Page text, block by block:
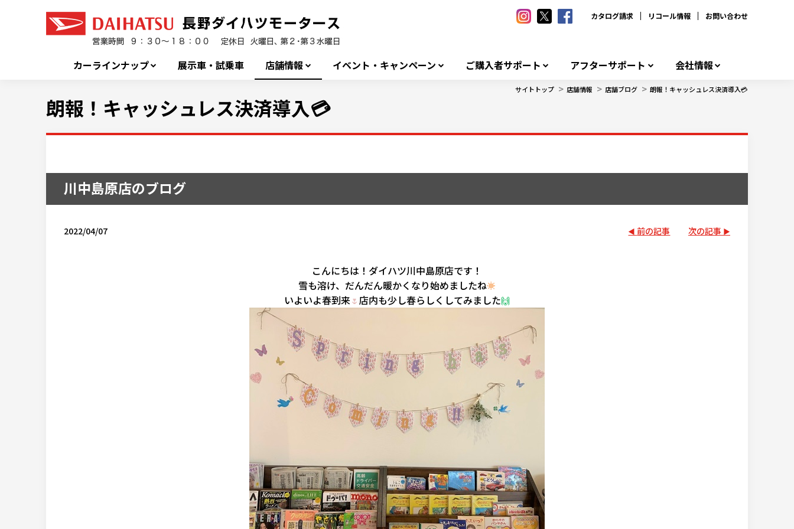
カタログ請求 リコール情報 お問い合わせ
カーラインナップ 展示車・試乗車 店舗情報 イベント・キャンペーン ご購入者サポート アフターサポート 会社情報
サイトトップ > 店舗情報 > 店舗ブログ > 朗報！キャッシュレス決済導入💳
朗報！キャッシュレス決済導入💳
川中島原店のブログ
2022/04/07 前の記事 次の記事
こんにちは！ダイハツ川中島原店です！
雪も溶け、だんだん暖かくなり始めましたね☀
いよいよ春到来🌷店内も少し春らしくしてみました🙌